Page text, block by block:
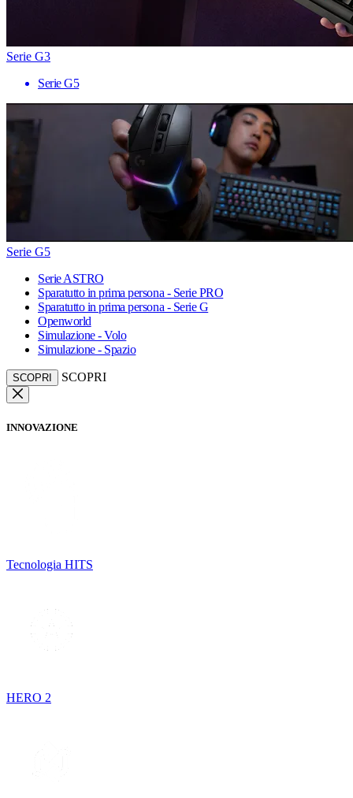
Serie G3
Serie G5
Serie G5
Serie ASTRO
Sparatutto in prima persona - Serie PRO
Sparatutto in prima persona - Serie G
Openworld
Simulazione - Volo
Simulazione - Spazio
SCOPRI SCOPRI
INNOVAZIONE
Tecnologia HITS
HERO 2